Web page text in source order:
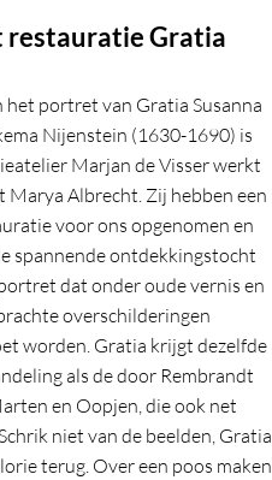
restauratie Gratia
het portret van Gratia Susanna
Nijenstein (1630-1690) is
Marjan de Visser werkt
Marya Albrecht. Zij hebben een
voor ons opgenomen en
spannende ontdekkingstocht
dat onder oude vernis en
overschilderingen
worden. Gratia krijgt dezelfde
als de door Rembrandt
en Oopjen, die ook net
niet van de beelden, Gratia
terug. Over een poos maken